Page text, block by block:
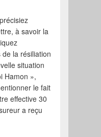
à savoir la
la résiliation
situation
Hamon »,
le fait
effective 30
a reçu